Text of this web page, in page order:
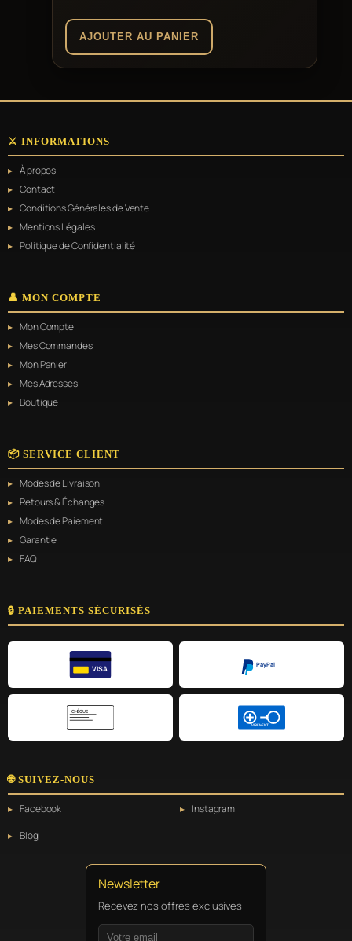
AJOUTER AU PANIER
⚔️ INFORMATIONS
À propos
Contact
Conditions Générales de Vente
Mentions Légales
Politique de Confidentialité
👤 MON COMPTE
Mon Compte
Mes Commandes
Mon Panier
Mes Adresses
Boutique
📦 SERVICE CLIENT
Modes de Livraison
Retours & Échanges
Modes de Paiement
Garantie
FAQ
🔒 PAIEMENTS SÉCURISÉS
VISA
PayPal
CHÈQUE
VIREMENT
🌐 SUIVEZ-NOUS
Facebook
Instagram
Blog
Newsletter
Recevez nos offres exclusives